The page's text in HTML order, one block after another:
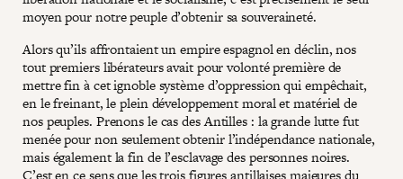
moyen pour notre peuple d’obtenir sa souveraineté.
Alors qu’ils affrontaient un empire espagnol en déclin, nos
tout premiers libérateurs avait pour volonté première de
mettre fin à cet ignoble système d’oppression qui empêchait,
en le freinant, le plein développement moral et matériel de
nos peuples. Prenons le cas des Antilles : la grande lutte fut
menée pour non seulement obtenir l’indépendance nationale,
mais également la fin de l’esclavage des personnes noires.
C’est en ce sens que les trois figures antillaises majeures du